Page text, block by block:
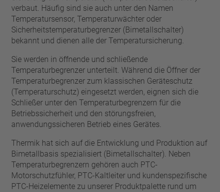
VDE
UL
ENEC
CSA
CQC
CMJ
Filter anwenden
Filter zurücksetzen
Filter schließen
verbaut. Häufig sind sie auch unter den Namen
Temperatursensor, Temperaturwächter oder
Sicherheitstemperaturbegrenzer (Bimetallschalter)
bekannt und dienen alle der Temperatursicherung.
Sie werden in öffnende und schließende
Temperaturbegrenzer unterteilt. Während die Öffner der
Temperaturbegrenzer zum klassischen Geräteschutz
(Temperaturschutz) eingesetzt werden, eignen sich die
Schließer unter den Temperaturbegrenzern für die
Betriebssicherheit und den störungsfreien,
anwendungssicheren Betrieb eines Gerätes.
Thermik hat sich auf die Entwicklung und Produktion auf
Bimetallbasis spezialisiert (Bimetallschalter). Neben
Temperaturbegrenzern gehören auch PTC-
Motorschutzfühler, PTC-Kaltleiter und kundenspezifische
PTC-Heizelemente zu unserer Produktpalette rund um